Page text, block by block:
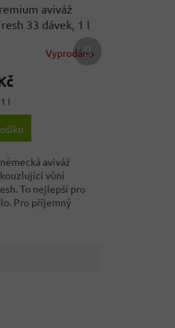
aviváž
33 dávek, 1 l
Vyprodáno
l
aviváž
vůní
To nejlepší pro
Pro příjemný
produkt